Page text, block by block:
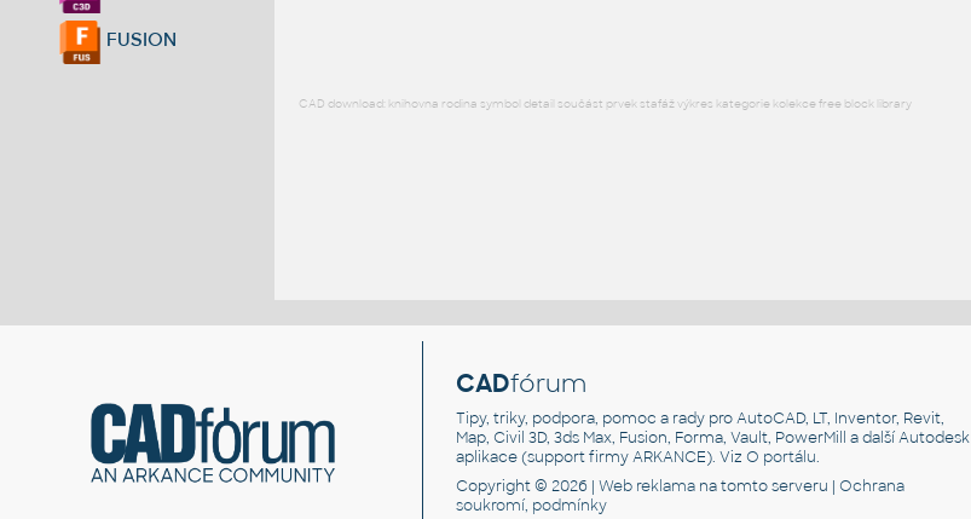
FUSION
CAD download: knihovna rodina symbol detail součást prvek stafáž výkres kategorie kolekce free block library
CADfórum
Tipy, triky, podpora, pomoc a rady pro AutoCAD, LT, Inventor, Revit,
Map, Civil 3D, 3ds Max, Fusion, Forma, Vault, PowerMill a další Autodesk
aplikace (support firmy ARKANCE). VizO portálu.
Copyright © 2026 |Web reklama na tomto serveru |Ochrana
soukromí, podmínky